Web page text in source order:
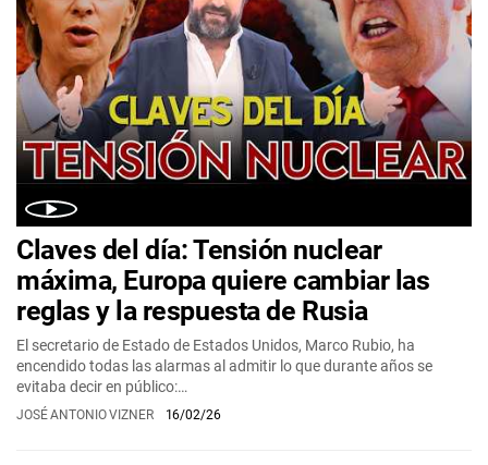
Claves del día: Tensión nuclear
máxima, Europa quiere cambiar las
reglas y la respuesta de Rusia
El secretario de Estado de Estados Unidos, Marco Rubio, ha
encendido todas las alarmas al admitir lo que durante años se
evitaba decir en público:…
JOSÉ ANTONIO VIZNER 16/02/26